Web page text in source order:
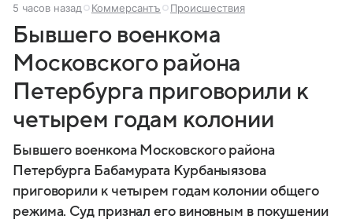
5 часов назад Коммерсантъ Происшествия
Бывшего военкома
Московского района
Петербурга приговорили к
четырем годам колонии
Бывшего военкома Московского района
Петербурга Бабамурата Курбаныязова
приговорили к четырем годам колонии общего
режима. Суд признал его виновным в покушении